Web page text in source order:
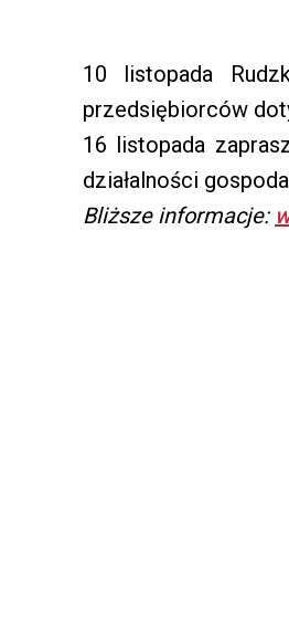
10 listopada
przedsiębiorców
16 listopada
działalności
Bliższe informacje: